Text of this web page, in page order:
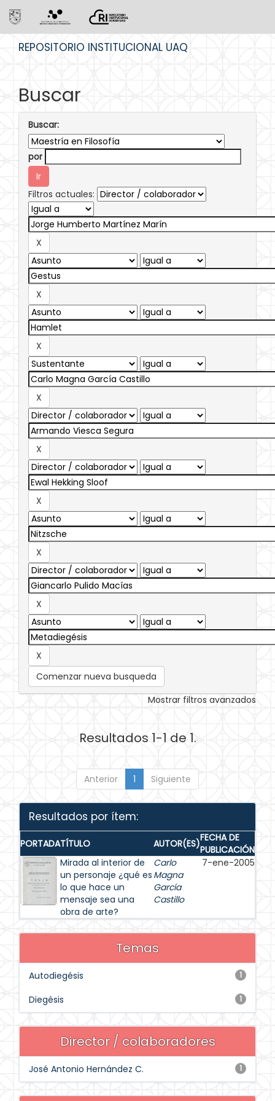
REPOSITORIO INSTITUCIONAL UAQ
Buscar
Buscar:
por
Filtros actuales:
Comenzar nueva busqueda
Mostrar filtros avanzados
Resultados 1-1 de 1.
Anterior 1 Siguiente
Resultados por ítem:
PORTADATÍTULO AUTOR(ES)FECHA DE
PUBLICACIÓN
Mirada al interior de
un personaje ¿qué es
lo que hace un
mensaje sea una
obra de arte?
Carlo
Magna
García
Castillo
7-ene-2005
Temas
1
Autodiegésis
1
Diegésis
Director / colaboradores
1
José Antonio Hernández C.